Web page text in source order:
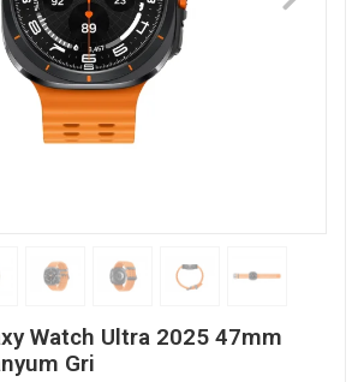
Watch Ultra 2025 47mm
Gri